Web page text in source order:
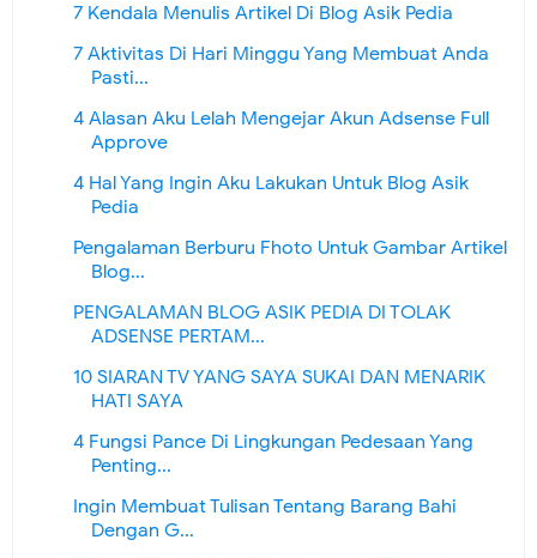
7 Kendala Menulis Artikel Di Blog Asik Pedia
7 Aktivitas Di Hari Minggu Yang Membuat Anda
Pasti...
4 Alasan Aku Lelah Mengejar Akun Adsense Full
Approve
4 Hal Yang Ingin Aku Lakukan Untuk Blog Asik
Pedia
Pengalaman Berburu Fhoto Untuk Gambar Artikel
Blog...
PENGALAMAN BLOG ASIK PEDIA DI TOLAK
ADSENSE PERTAM...
10 SIARAN TV YANG SAYA SUKAI DAN MENARIK
HATI SAYA
4 Fungsi Pance Di Lingkungan Pedesaan Yang
Penting...
Ingin Membuat Tulisan Tentang Barang Bahi
Dengan G...